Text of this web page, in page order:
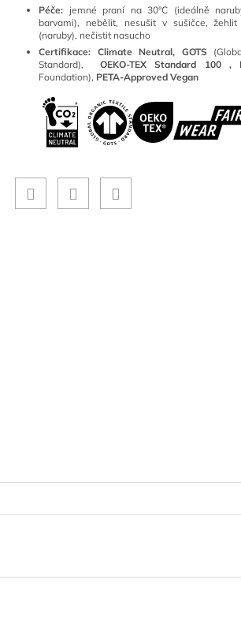
Péče: jemné praní na 30°C (ideálně
barvami), nebělit, nesušit v sušičce,
(naruby), nečistit nasucho
Certifikace: Climate Neutral, GOTS(
Standard),
OEKO-TEX Standard 100 ,
Foundation), PETA-Approved Vegan